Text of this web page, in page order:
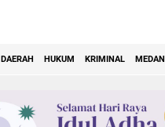
DAERAH HUKUM KRIMINAL MEDAN